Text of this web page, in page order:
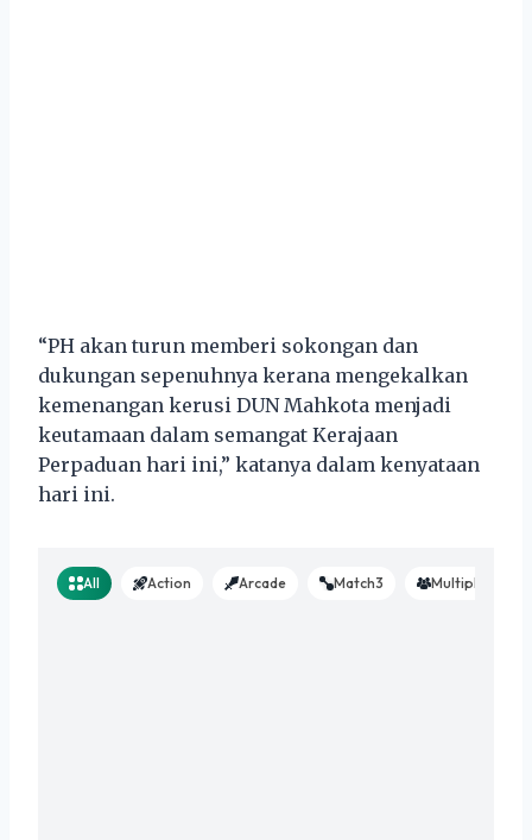
“PH akan turun memberi sokongan dan
dukungan sepenuhnya kerana mengekalkan
kemenangan kerusi DUN Mahkota menjadi
keutamaan dalam semangat Kerajaan
Perpaduan hari ini,” katanya dalam kenyataan
hari ini.